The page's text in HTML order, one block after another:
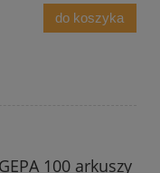
do koszyka
100 arkuszy